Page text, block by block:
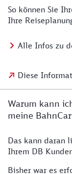
So können Sie
Ihre
Alle Infos zu
Diese
Warum kann
meine
Das kann daran
Ihrem DB
Bisher war es